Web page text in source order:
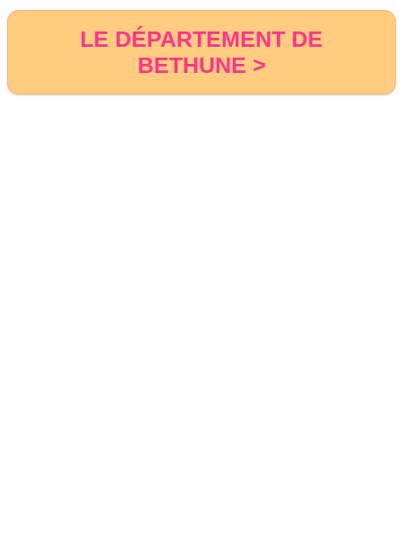
LE DÉPARTEMENT DE
BETHUNE